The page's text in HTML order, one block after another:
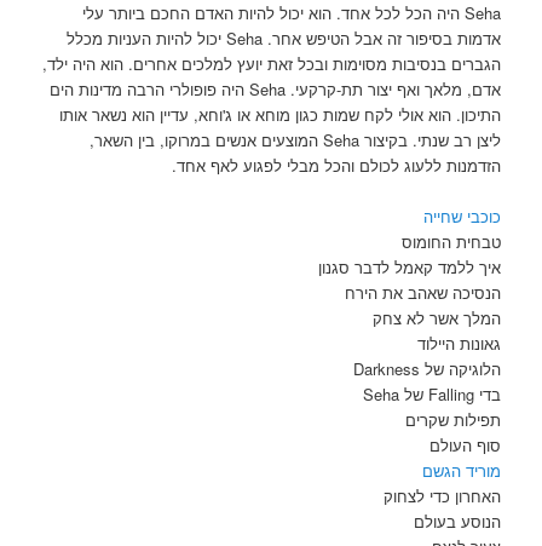
Seha היה הכל לכל אחד. הוא יכול להיות האדם החכם ביותר עלי
אדמות בסיפור זה אבל הטיפש אחר. Seha יכול להיות העניות מכלל
הגברים בנסיבות מסוימות ובכל זאת יועץ למלכים אחרים. הוא היה ילד,
אדם, מלאך ואף יצור תת-קרקעי. Seha היה פופולרי הרבה מדינות הים
התיכון. הוא אולי לקח שמות כגון מוחא או ג'וחא, עדיין הוא נשאר אותו
ליצן רב שנתי. בקיצור Seha המוצעים אנשים במרוקו, בין השאר,
הזדמנות ללעוג לכולם והכל מבלי לפגוע לאף אחד.
כוכבי שחייה
טבחית החומוס
איך ללמד קאמל לדבר סגנון
הנסיכה שאהב את הירח
המלך אשר לא צחק
גאונות היילוד
הלוגיקה של Darkness
בדי Falling של Seha
תפילות שקרים
סוף העולם
מוריד הגשם
האחרון כדי לצחוק
הנוסע בעולם